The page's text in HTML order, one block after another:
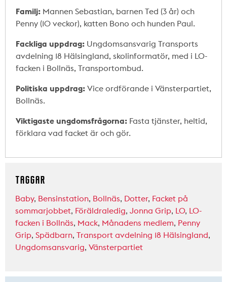
Familj: Mannen Sebastian, barnen Ted (3 år) och
Penny (10 veckor), katten Bono och hunden Paul.
Fackliga uppdrag: Ungdomsansvarig Transports
avdelning 18 Hälsingland, skolinformatör, med i LO-
facken i Bollnäs, Transportombud.
Politiska uppdrag: Vice ordförande i Vänsterpartiet,
Bollnäs.
Viktigaste ungdomsfrågorna: Fasta tjänster, heltid,
förklara vad facket är och gör.
TAGGAR
Baby, Bensinstation, Bollnäs, Dotter, Facket på
sommarjobbet, Föräldraledig, Jonna Grip, LO, LO-
facken i Bollnäs, Mack, Månadens medlem, Penny
Grip, Spädbarn, Transport avdelning 18 Hälsingland,
Ungdomsansvarig, Vänsterpartiet